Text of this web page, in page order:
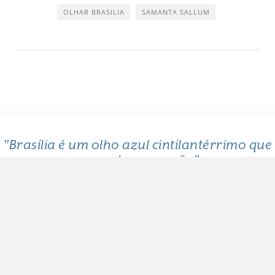
OLHAR BRASILIA SAMANTA SALLUM
"Brasília é um olho azul cintilantérrimo que
me arde o coração"